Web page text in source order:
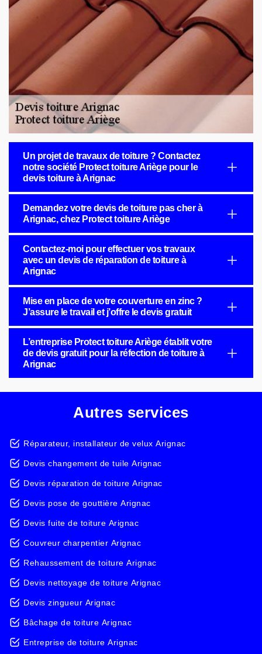
Un projet de travaux de toiture ? Contactez
notre société Protect toiture Ariège pour le
devis toiture à Arignac
Demandez votre devis de toiture pas cher à
Arignac, chez Protect toiture Ariège
Contactez-moi pour effectuer vos travaux
avec un devis de réparation de toiture à
Arignac
Mise en place de votre couverture en zinc ?
J’assure le travail et j’offre le devis gratuit
L’entreprise Protect toiture Ariège établit votre
de devis gratuit pour la réfection de toiture à
Arignac
Autres services
Réparateur, installateur de velux Arignac
Devis changement de tuile Arignac
Devis réparation de toiture Arignac
Devis pose de gouttière Arignac
Devis fuite de toiture Arignac
Couvreur charpentier Arignac
Rehaussement de toiture Arignac
Devis nettoyage de toiture Arignac
Devis zingueur Arignac
Bâchage de toiture Arignac
Entreprise de toiture Arignac